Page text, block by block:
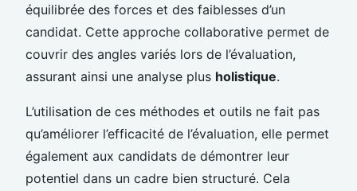
équilibrée des forces et des faiblesses d’un
candidat. Cette approche collaborative permet de
couvrir des angles variés lors de l’évaluation,
assurant ainsi une analyse plus holistique.
L’utilisation de ces méthodes et outils ne fait pas
qu’améliorer l’efficacité de l’évaluation, elle permet
également aux candidats de démontrer leur
potentiel dans un cadre bien structuré. Cela